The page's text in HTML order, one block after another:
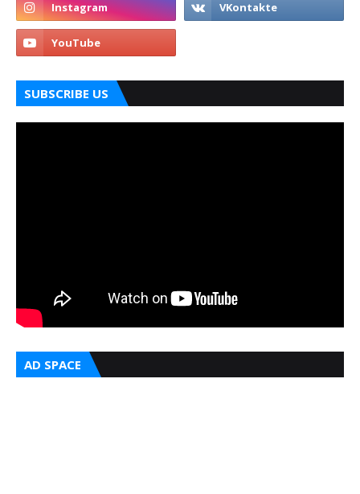
SUBSCRIBE US
AD SPACE